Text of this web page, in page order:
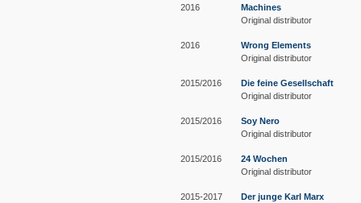
2016
Machines
Original distributor
2016
Wrong Elements
Original distributor
2015/2016
Die feine Gesellschaft
Original distributor
2015/2016
Soy Nero
Original distributor
2015/2016
24 Wochen
Original distributor
2015-2017
Der junge Karl Marx